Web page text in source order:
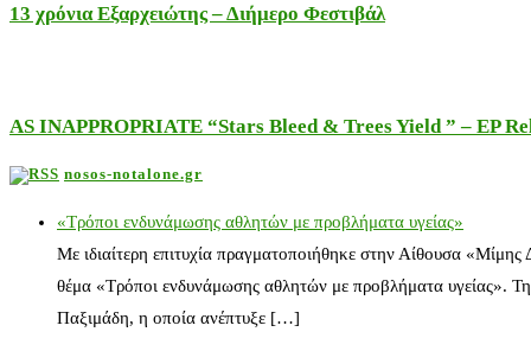
13 χρόνια Εξαρχειώτης – Διήμερο Φεστιβάλ
AS INAPPROPRIATE “Stars Bleed & Trees Yield ” – EP
nosos-notalone.gr
«Τρόποι ενδυνάμωσης αθλητών με προβλήματα υγείας»
Με ιδιαίτερη επιτυχία πραγματοποιήθηκε στην Αίθουσα
θέμα «Τρόποι ενδυνάμωσης αθλητών με προβλήματα υγείας».
Παξιμάδη, η οποία ανέπτυξε […]